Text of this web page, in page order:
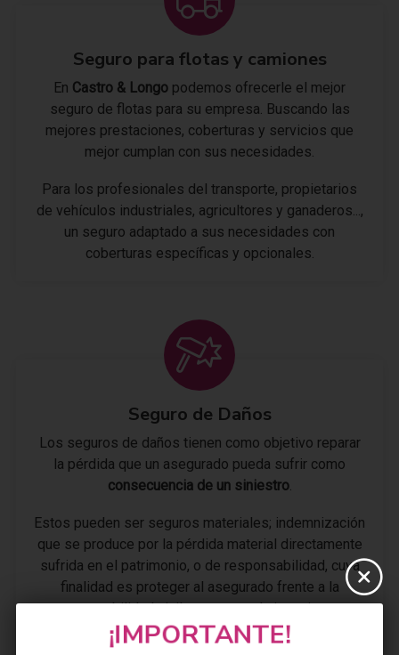
Seguro para flotas y camiones
En Castro & Longo podemos ofrecerle el mejor
seguro de flotas para su empresa. Buscando las
mejores prestaciones, coberturas y servicios que
mejor cumplan con sus necesidades.
Para los profesionales del transporte, propietarios
de vehículos industriales, agricultores y ganaderos...,
un seguro adaptado a sus necesidades con
coberturas específicas y opcionales.
Seguro de Daños
Los seguros de daños tienen como objetivo reparar
la pérdida que un asegurado pueda sufrir como
consecuencia de un siniestro.
Estos pueden ser seguros materiales; indemnización
que se produce por la pérdida material directamente
sufrida en el patrimonio, o de responsabilidad, cuya
finalidad es proteger al asegurado frente a la
responsabilidad civil en que pueda incurrir ante
terceros por actos de los que sea responsable.
¡IMPORTANTE!